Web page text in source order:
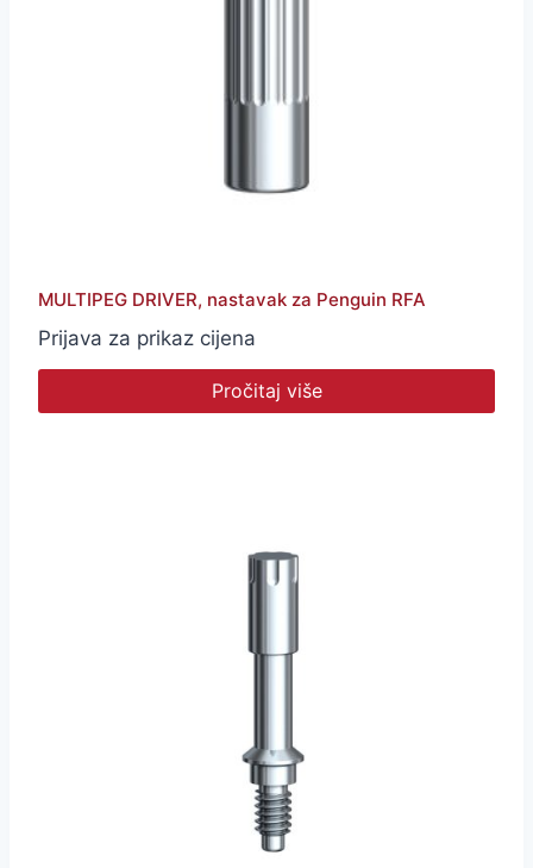
MULTIPEG DRIVER, nastavak za Penguin RFA
Prijava za prikaz cijena
Pročitaj više